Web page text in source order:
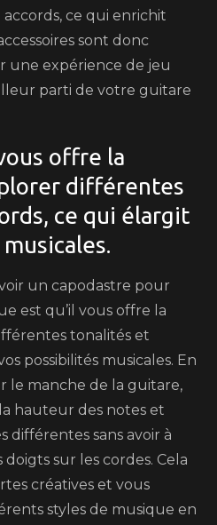
ce qui enrichit
sont donc
une expérience de jeu
parti de votre guitare
offre la
différentes
ce qui élargit
un capodastre pour
est qu’il vous offre la
tonalités et
possibilités musicales. En
le manche de la guitare,
hauteur des notes et
différentes sans avoir à
sur les cordes. Cela
créatives et vous
styles de musique en